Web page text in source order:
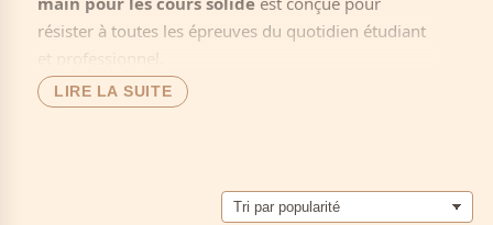
résister à toutes les épreuves du quotidien étudiant
et professionnel.
🛡️Résistance maximale
: un sac qui vous
LIRE LA SUITE